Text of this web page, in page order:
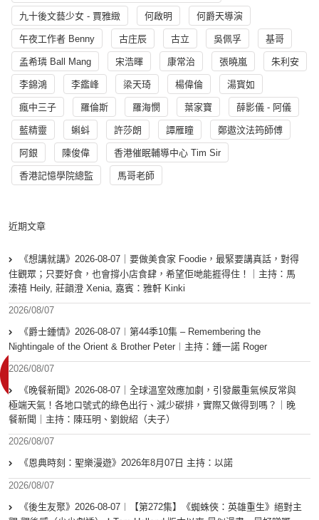
九十後文藝少女 - 賈雅緻 何啟明 何爵天導演
午夜工作者 Benny 古庄辰 古立 吳佩孚 基哥
孟希璘 Ball Mang 宋浩暉 康常治 張曉嵐 朱利安
李錦鴻 李鑑峰 梁天琦 楊偉倫 湯寳如
瘋中三子 羅倫斯 羅海憫 葉家寶 薛影儀 - 阿儀
藍精靈 蝌蚪 許莎朗 譚雁瞳 鄭遨汶法筠師傅
阿銀 陳俊偉 香港催眠輔導中心 Tim Sir
香港記憶學院總監 馬哥老師
近期文章
《想講就講》2026-08-07｜要做美食家 Foodie，最緊要講真話，對得
住觀眾；只要好食，也會撐小店食肆，希望佢哋能捱得住！｜主持：馬
溱禧 Heily, 莊韻澄 Xenia, 嘉賓：雅軒 Kinki
2026/08/07
《爵士鍾情》2026-08-07︱第44季10集 – Remembering the
Nightingale of the Orient & Brother Peter︱主持：鍾一諾 Roger
2026/08/07
《晚餐新聞》2026-08-07｜全球溫室效應加劇，引發嚴重氣候反常與
極端天氣！各地口號式的綠色出行、減少碳排，實際又做得到嗎？｜晚
餐新聞｜主持：陳珏明、劉銳紹（夫子）
2026/08/07
《恩典時刻：聖樂漫遊》2026年8月07日 主持：以諾
2026/08/07
《後生友聚》2026-08-07︱【第272集】《蜘蛛俠：英雄重生》絕對主